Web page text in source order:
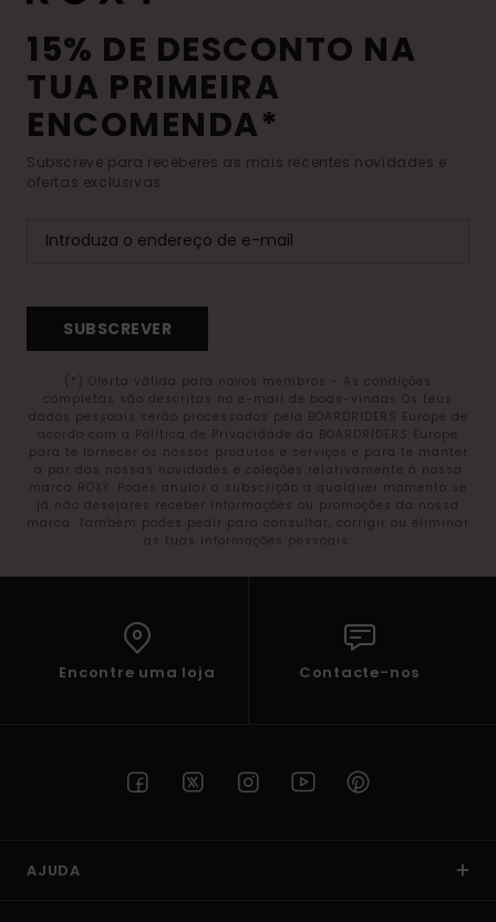
15% DE DESCONTO NA
TUA PRIMEIRA
ENCOMENDA*
Subscreve para receberes as mais recentes novidades e
ofertas exclusivas.
SUBSCREVER
(*) Oferta válida para novos membros - As condições
completas são descritas no e-mail de boas-vindas Os teus
dados pessoais serão processados pela BOARDRIDERS Europe de
acordo com a Política de Privacidade da BOARDRIDERS Europe
para te fornecer os nossos produtos e serviços e para te manter
a par das nossas novidades e coleções relativamente à nossa
marca ROXY. Podes anular a subscrição a qualquer momento se
já não desejares receber informações ou promoções da nossa
marca. Também podes pedir para consultar, corrigir ou eliminar
as tuas informações pessoais.
Encontre uma loja Contacte-nos
AJUDA